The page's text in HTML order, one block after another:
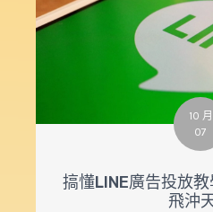
10 月
07
搞懂LINE廣告投放
飛沖